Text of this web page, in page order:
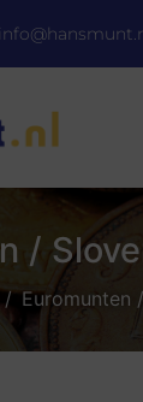
/
Euromunten